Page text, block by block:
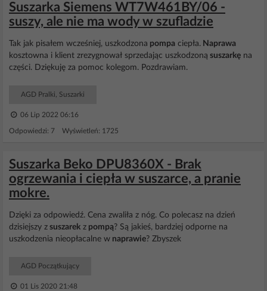
Suszarka Siemens WT7W461BY/06 -
suszy, ale nie ma wody w szufladzie
Tak jak pisałem wcześniej, uszkodzona pompa ciepła. Naprawa
kosztowna i klient zrezygnował sprzedając uszkodzoną suszarkę na
części. Dziękuję za pomoc kolegom. Pozdrawiam.
AGD Pralki, Suszarki
06 Lip 2022 06:16
Odpowiedzi: 7 Wyświetleń: 1725
Suszarka Beko DPU8360X - Brak
ogrzewania i ciepła w suszarce, a pranie
mokre.
Dzięki za odpowiedź. Cena zwaliła z nóg. Co polecasz na dzień
dzisiejszy z suszarek z pompą? Są jakieś, bardziej odporne na
uszkodzenia nieopłacalne w naprawie? Zbyszek
AGD Początkujący
01 Lis 2020 21:48